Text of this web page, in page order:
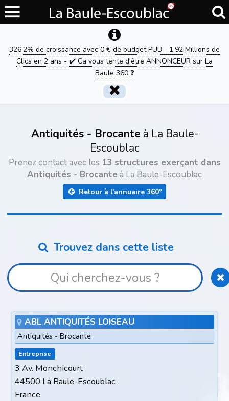
326,2% de croissance avec 0 € de budget PUB - 1.92 Millions de
Clics en 2 ans - ✔️ Ca vous tente d'être ANNONCEUR sur La
Baule 360 ❓
Antiquités - Brocante à La Baule-
Escoublac
Prenez contact avec les 13 structures exerçant dans
Antiquités - Brocante à La Baule-Escoublac
Retour à l'annuaire 360°
Trouvez dans cette liste
ABL ANTIQUITÉS LOISEAU
Antiquités - Brocante
Entreprise
3 Av. Monchicourt
44500 La Baule-Escoublac
France